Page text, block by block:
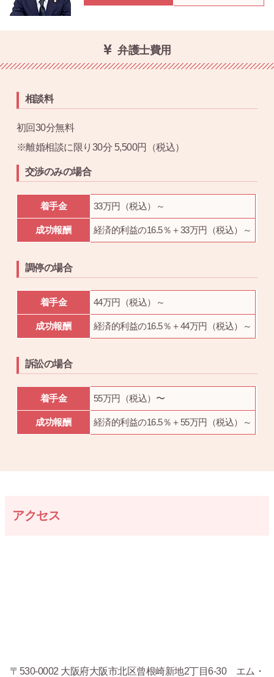
弁護士費用
相談料
初回30分無料
※離婚相談に限り30分 5,500円（税込）
交渉のみの場合
着手金 33万円（税込）～
成功報酬 経済的利益の16.5％＋33万円（税込）～
調停の場合
着手金 44万円（税込）～
成功報酬 経済的利益の16.5％＋44万円（税込）～
訴訟の場合
着手金 55万円（税込）〜
成功報酬 経済的利益の16.5％＋55万円（税込）～
アクセス
〒530-0002 大阪府大阪市北区曾根崎新地2丁目6-30 エム・